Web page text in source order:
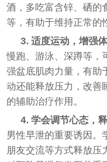
酒，多吃富含锌、硒的
等，有助于维持正常的
3. 适度运动，增强
慢跑、游泳、深蹲等，
强盆底肌肉力量，有助
动还能释放压力，改善
的辅助治疗作用。
4. 学会调节心态，
男性早泄的重要诱因。
朋友交流等方式释放压